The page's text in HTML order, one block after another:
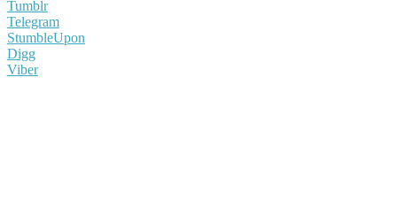
Tumblr
Telegram
StumbleUpon
Digg
Viber